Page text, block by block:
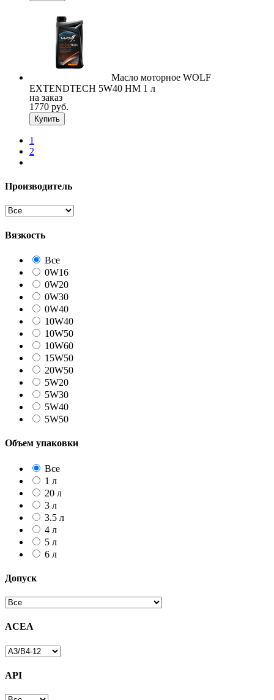
Масло моторное WOLF
EXTENDTECH 5W40 HM 1 л
на заказ
1770 руб.
Купить
1
2
Производитель
Вязкость
Все
0W16
0W20
0W30
0W40
10W40
10W50
10W60
15W50
20W50
5W20
5W30
5W40
5W50
Объем упаковки
Все
1 л
20 л
3 л
3.5 л
4 л
5 л
6 л
Допуск
ACEA
API